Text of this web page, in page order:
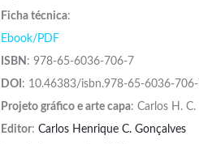
Ficha técnica:
Ebook/PDF
ISBN : 978-65-6036-706-7
DOI : 10.46383/isbn.978-65-6036-
Projeto gráfico e arte capa: Carlos H.
Editor: Carlos Henrique C. Gonçalves